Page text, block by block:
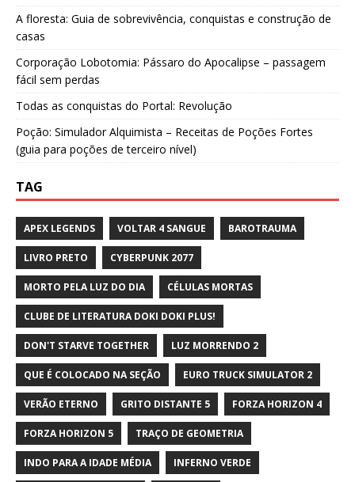
A floresta: Guia de sobrevivência, conquistas e construção de
casas
Corporação Lobotomia: Pássaro do Apocalipse – passagem
fácil sem perdas
Todas as conquistas do Portal: Revolução
Poção: Simulador Alquimista – Receitas de Poções Fortes
(guia para poções de terceiro nível)
TAG
APEX LEGENDS VOLTAR 4 SANGUE BAROTRAUMA
LIVRO PRETO CYBERPUNK 2077
MORTO PELA LUZ DO DIA CÉLULAS MORTAS
CLUBE DE LITERATURA DOKI DOKI PLUS!
DON'T STARVE TOGETHER LUZ MORRENDO 2
QUE É COLOCADO NA SEÇÃO EURO TRUCK SIMULATOR 2
VERÃO ETERNO GRITO DISTANTE 5 FORZA HORIZON 4
FORZA HORIZON 5 TRAÇO DE GEOMETRIA
INDO PARA A IDADE MÉDIA INFERNO VERDE